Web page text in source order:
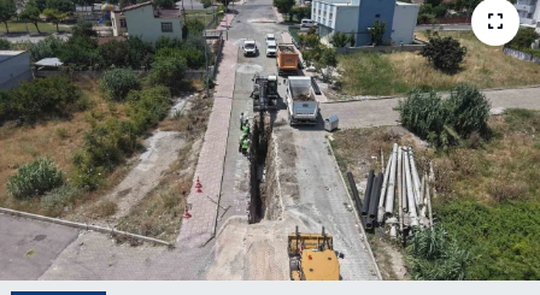
Dünya
EĞİTİM
EKONOMİ
English News
Finans